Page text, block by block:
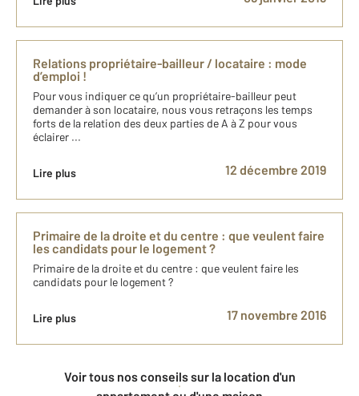
Relations propriétaire-bailleur / locataire : mode
d’emploi !
Pour vous indiquer ce qu’un propriétaire-bailleur peut
demander à son locataire, nous vous retraçons les temps
forts de la relation des deux parties de A à Z pour vous
éclairer ...
Lire plus 12 décembre 2019
Primaire de la droite et du centre : que veulent faire
les candidats pour le logement ?
Primaire de la droite et du centre : que veulent faire les
candidats pour le logement ?
Lire plus 17 novembre 2016
Voir tous nos conseils sur la location d'un